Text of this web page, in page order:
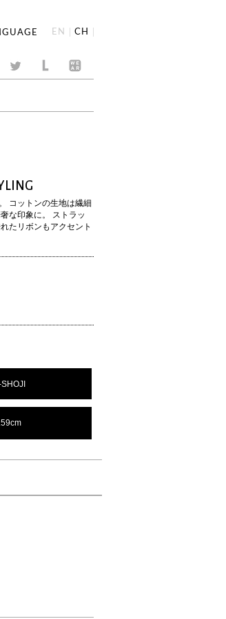
EN CH
コットンの生地は繊細
な印象に。 ストラッ
たリボンもアクセント